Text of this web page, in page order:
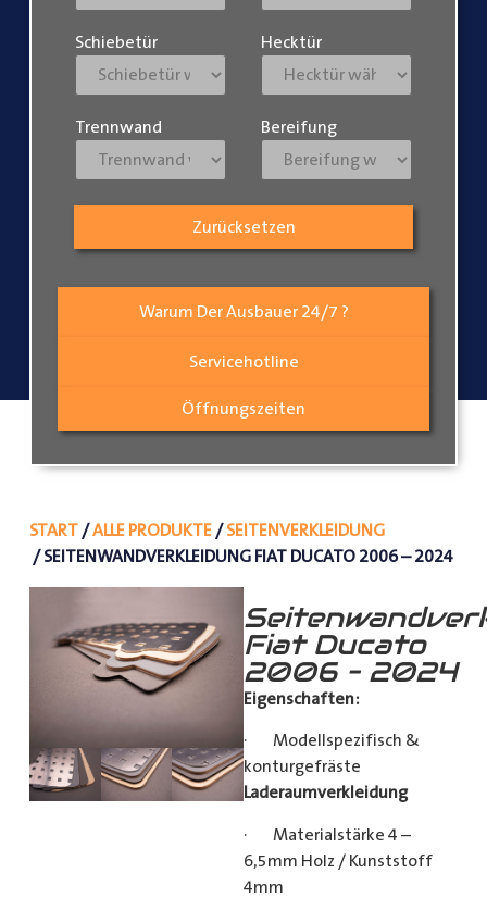
Warum Der Ausbauer 24/7 ?
Servicehotline
Öffnungszeiten
Schiebetür Hecktür
Trennwand Bereifung
Zurücksetzen
START/ALLE PRODUKTE/SEITENVERKLEIDUNG
/ SEITENWANDVERKLEIDUNG FIAT DUCATO 2006 – 2024
Fiat Ducato
2006 – 2024
Eigenschaften:
· Modellspezifisch &
konturgefräste
Laderaumverkleidung
· Materialstärke 4 –
6,5mm Holz / Kunststoff
4mm